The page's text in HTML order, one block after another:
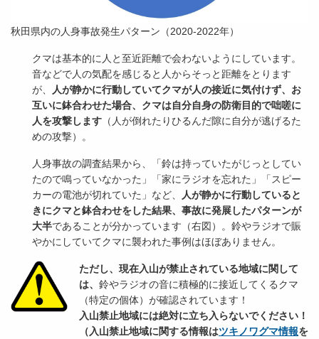
秋田県内の人身事故発生パターン（2020-2022年）
クマは基本的に人と至近距離で会わないようにしています。
音などで人の気配を感じると人からそっと距離をとります
が、
人が静かに行動していてクマが人の接近に気付けず、お
互いに鉢合わせた場合、クマは自分自身の防衛目的で咄嗟に
人を攻撃します （人が倒れたりひるんだ隙に自分が逃げるた
めの攻撃）。
人身事故の調査結果から、「鈴は持っていたがじっとしてい
たので鳴っていなかった」「家にラジオを忘れた」「スピー
カーの電池が切れていた」など、
人が静かに行動していると
きにクマと鉢合わせをした結果、事故に発展したパターンが
大半であることが分かっています（右図）。鈴やラジオで賑
やかにしていてクマに襲われた事例はほぼありません。
ただし、現在入山が禁止されている地域に関して
は、 鈴やラジオの音に積極的に接近してくるクマ
（特定の個体）が確認されています！
入山禁止地域には絶対に立ち入らないでください！
（入山禁止地域に関する情報はツキノワグマ情報を